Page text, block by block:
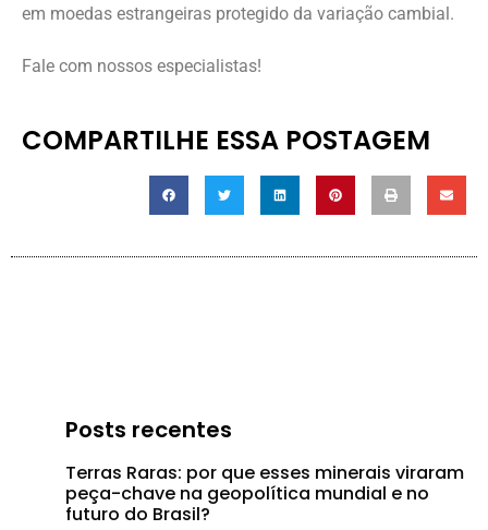
em moedas estrangeiras protegido da variação cambial.
Fale com nossos especialistas!
COMPARTILHE ESSA POSTAGEM
Posts recentes
Terras Raras: por que esses minerais viraram
peça-chave na geopolítica mundial e no
futuro do Brasil?